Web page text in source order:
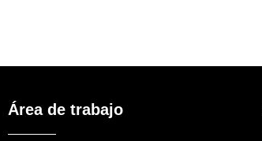
Área de trabajo